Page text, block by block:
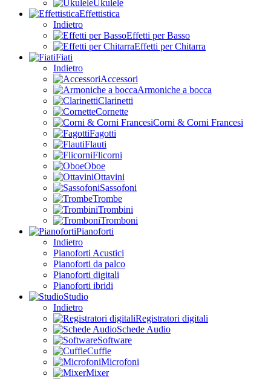
Ukulele
Effettistica
Indietro
Effetti per Basso
Effetti per Chitarra
Fiati
Indietro
Accessori
Armoniche a bocca
Clarinetti
Cornette
Corni & Corni Francesi
Fagotti
Flauti
Flicorni
Oboe
Ottavini
Sassofoni
Trombe
Trombini
Tromboni
Pianoforti
Indietro
Pianoforti Acustici
Pianoforti da palco
Pianoforti digitali
Pianoforti ibridi
Studio
Indietro
Registratori digitali
Schede Audio
Software
Cuffie
Microfoni
Mixer